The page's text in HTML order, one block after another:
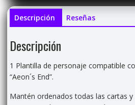
Descripción Reseñas
Descripción
1 Plantilla de personaje compatible
“Aeon´s End”.
Mantén ordenados todas las cartas